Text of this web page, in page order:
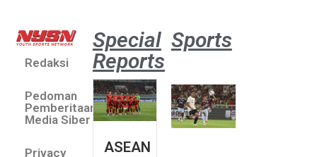
Redaksi
Pedoman
Pemberitaan
Media Siber
Privacy
Special
Reports
ASEAN
Sports